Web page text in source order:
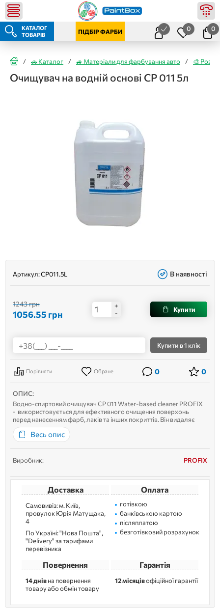
КАТАЛОГ
ТОВАРІВ
ПІДБІР ФАРБИ 0 0
/ 🚗 Каталог / 🚙 Матеріали для фарбування авто / 🎨
Очищувач на водній основі CP 011 5л
Артикул:CP011.5L В наявності
1243 грн
1056.55 грн
+
-
Купити
Купити в 1 клік
Порівняти Обране 0 0
ОПИС:
Водно-спиртовий очищувач СР 011 Water-based cleaner PROFIX
- використовується для ефективного очищення поверхонь
перед нанесенням фарб, лаків та інших покриттів. Він видаляє
пил, жирні плями, мастила та інші забруднення, покращуючи
адгезію матеріалів. Продукт підходить для підготовки мета...
Весь опис
Виробник: PROFIX
Доставка
Самовивіз: м. Kиїв,
провулок Юрія Матущака,
4
По Україні: "Нова Пошта",
"Delivery" за тарифами
перевізника
Оплата
готівкою
банківською картою
післяплатою
безготівковий розрахунок
Повернення
14 днівна повернення
товару або обмін товару
Гарантія
12 місяцівофіційної гарантії